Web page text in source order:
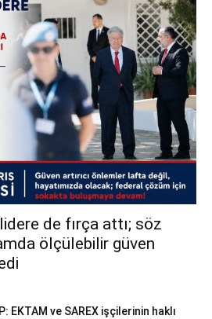
de fırça attı; söz
ölçülebilir güven
EKTAM ve SAREX işçilerinin haklı